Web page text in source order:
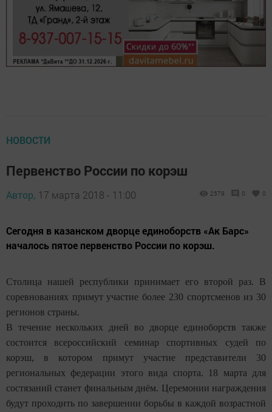
НОВОСТИ
Первенство России по корэш
Автор, 17 марта 2018 - 11:00 2579 0 0
Сегодня в казанском дворце единоборств «Ак Барс»
началось пятое первенство России по корэш.
Столица нашей республики принимает его второй раз. В
соревнованиях примут участие более 230 спортсменов из 30
регионов страны.
В течение нескольких дней во дворце единоборств также
состоится всероссийский семинар спортивных судей по
корэш, в котором примут участие представители 30
региональных федерации этого вида спорта. 18 марта для
состязаний станет финальным днём. Церемонии награждения
будут проходить по завершении борьбы в каждой возрастной